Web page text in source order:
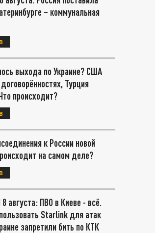
– коммунальная
выхода по Украине? США
Турция
происходит?
к России новой
на самом деле?
августа: ПВО в Киеве - всё.
Starlink для атак
запретили бить по КТК